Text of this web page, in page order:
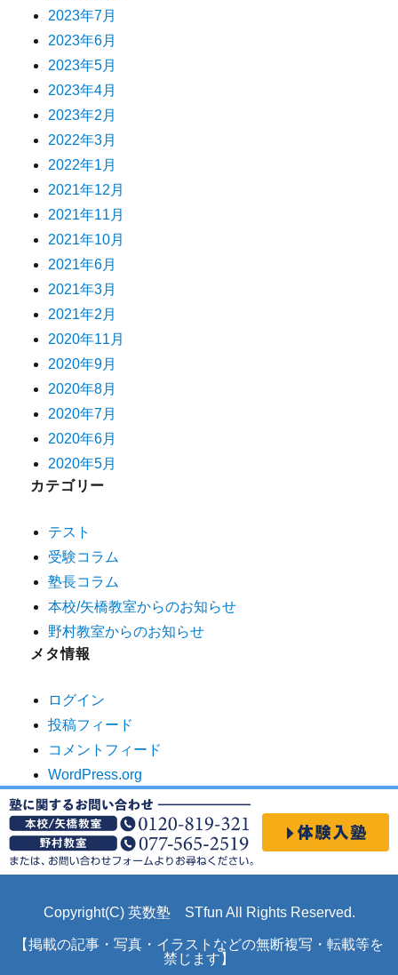
2023年7月
2023年6月
2023年5月
2023年4月
2023年2月
2022年3月
2022年1月
2021年12月
2021年11月
2021年10月
2021年6月
2021年3月
2021年2月
2020年11月
2020年9月
2020年8月
2020年7月
2020年6月
2020年5月
カテゴリー
テスト
受験コラム
塾長コラム
本校/矢橋教室からのお知らせ
野村教室からのお知らせ
メタ情報
ログイン
投稿フィード
コメントフィード
WordPress.org
Copyright(C) 英数塾 STfun All Rights Reserved.
【掲載の記事・写真・イラストなどの無断複写・転載等を
禁じます】